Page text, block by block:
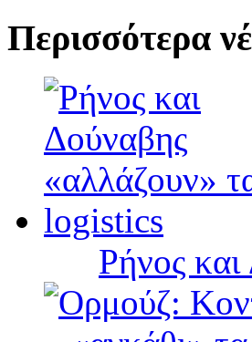
Περισσότερα
Ρήνος